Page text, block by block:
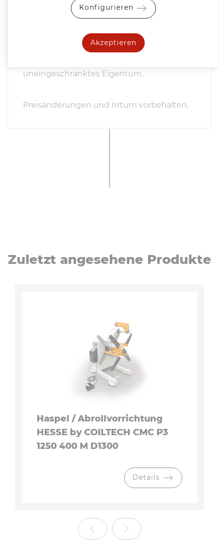
Eigentumsvorbehalt, die Ware bleibt bis zur
uneingeschränktes Eigentum.
Preisänderungen und Irrtum vorbehalten.
Zuletzt angesehene Produkte
Haspel / Abrollvorrichtung
HESSE by COILTECH CMC P3
1250 400 M D1300
Details
Konfigurieren
Akzeptieren